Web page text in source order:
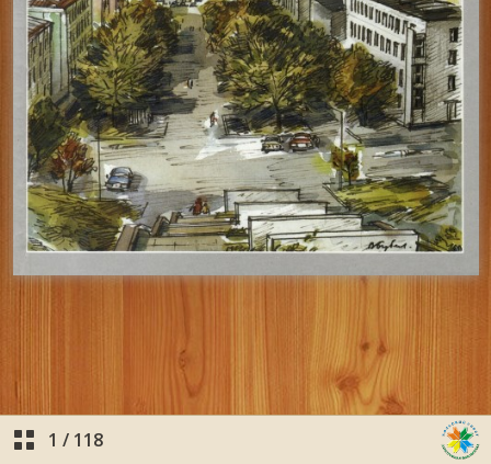
1 / 118